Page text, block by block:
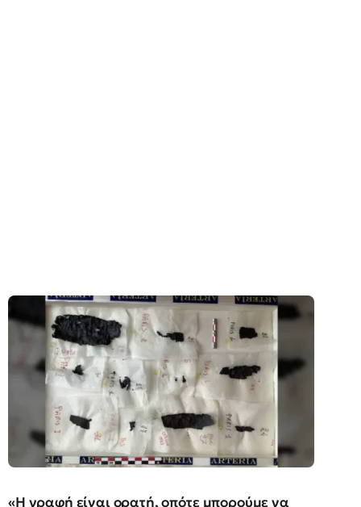
«Η γραφή είναι ορατή, οπότε μπορούμε να